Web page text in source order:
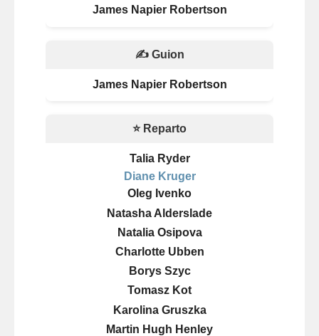
James Napier Robertson
✍️ Guion
James Napier Robertson
⭐ Reparto
Talia Ryder
Diane Kruger
Oleg Ivenko
Natasha Alderslade
Natalia Osipova
Charlotte Ubben
Borys Szyc
Tomasz Kot
Karolina Gruszka
Martin Hugh Henley